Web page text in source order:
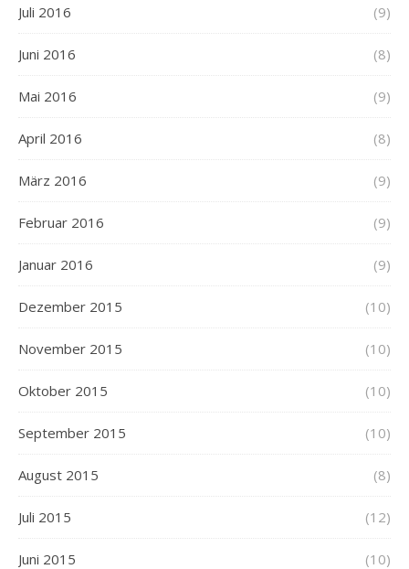
Juli 2016 (9)
Juni 2016 (8)
Mai 2016 (9)
April 2016 (8)
März 2016 (9)
Februar 2016 (9)
Januar 2016 (9)
Dezember 2015 (10)
November 2015 (10)
Oktober 2015 (10)
September 2015 (10)
August 2015 (8)
Juli 2015 (12)
Juni 2015 (10)